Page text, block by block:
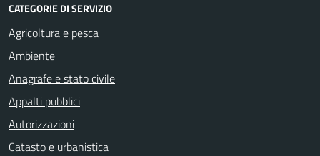
CATEGORIE DI SERVIZIO
Agricoltura e pesca
Ambiente
Anagrafe e stato civile
Appalti pubblici
Autorizzazioni
Catasto e urbanistica